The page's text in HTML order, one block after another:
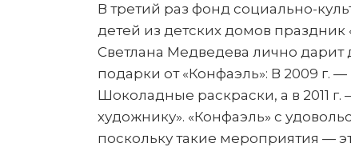
В третий раз фонд социально-
детей из детских домов
Светлана Медведева лично
подарки от «Конфаэль»: В 2009 г.
Шоколадные раскраски, а в 2011
художнику». «Конфаэль» с
поскольку такие мероприятия —